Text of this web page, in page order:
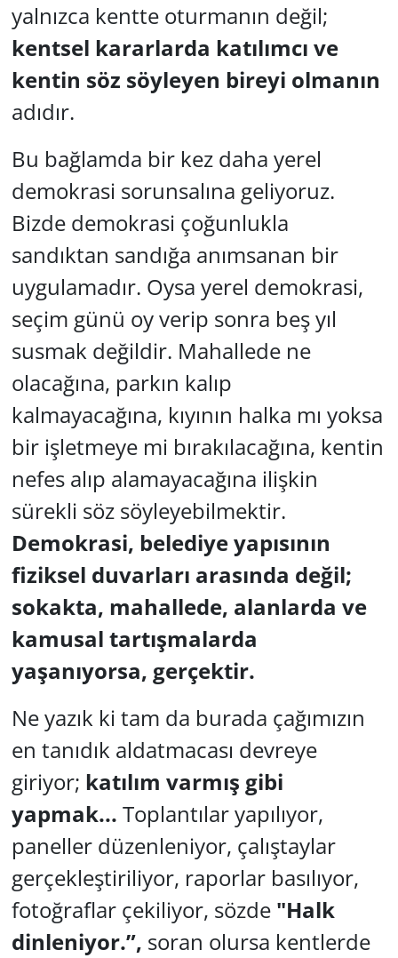
yalnızca kentte oturmanın değil;
kentsel kararlarda katılımcı ve
kentin söz söyleyen bireyi olmanın
adıdır.
Bu bağlamda bir kez daha yerel
demokrasi sorunsalına geliyoruz.
Bizde demokrasi çoğunlukla
sandıktan sandığa anımsanan bir
uygulamadır. Oysa yerel demokrasi,
seçim günü oy verip sonra beş yıl
susmak değildir. Mahallede ne
olacağına, parkın kalıp
kalmayacağına, kıyının halka mı yoksa
bir işletmeye mi bırakılacağına, kentin
nefes alıp alamayacağına ilişkin
sürekli söz söyleyebilmektir.
Demokrasi, belediye yapısının
fiziksel duvarları arasında değil;
sokakta, mahallede, alanlarda ve
kamusal tartışmalarda
yaşanıyorsa, gerçektir.
Ne yazık ki tam da burada çağımızın
en tanıdık aldatmacası devreye
giriyor; katılım varmış gibi
yapmak... Toplantılar yapılıyor,
paneller düzenleniyor, çalıştaylar
gerçekleştiriliyor, raporlar basılıyor,
fotoğraflar çekiliyor, sözde "Halk
dinleniyor.”, soran olursa kentlerde